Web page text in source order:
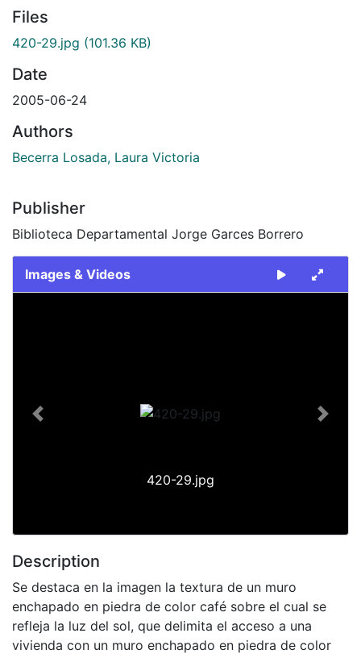
Files
420-29.jpg (101.36 KB)
Date
2005-06-24
Authors
Becerra Losada, Laura Victoria
Publisher
Biblioteca Departamental Jorge Garces Borrero
Images & Videos
420-29.jpg
Previous Next
Description
Se destaca en la imagen la textura de un muro
enchapado en piedra de color café sobre el cual se
refleja la luz del sol, que delimita el acceso a una
vivienda con un muro enchapado en piedra de color